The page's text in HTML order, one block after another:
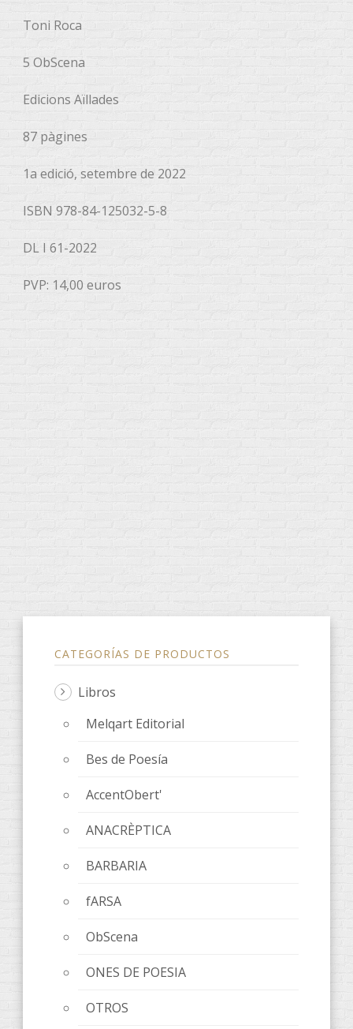
Toni Roca
5 ObScena
Edicions Aïllades
87 pàgines
1a edició, setembre de 2022
ISBN 978-84-125032-5-8
DL I 61-2022
PVP: 14,00 euros
CATEGORÍAS DE PRODUCTOS
Libros
Melqart Editorial
Bes de Poesía
AccentObert'
ANACRÈPTICA
BARBARIA
fARSA
ObScena
ONES DE POESIA
OTROS